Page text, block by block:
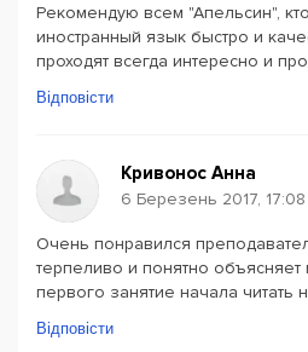
Рекомендую всем "Апельсин",
иностранный язык быстро и
проходят всегда интересно и
Відповісти
Кривонос Анна
6 Березень 2017, 17:08
Очень понравился
терпеливо и понятно
первого занятие начала читать
Відповісти